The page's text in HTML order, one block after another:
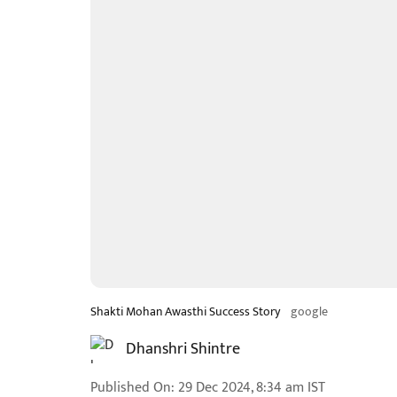
Shakti Mohan Awasthi Success Story google
Dhanshri Shintre
Published On: 29 Dec 2024, 8:34 am IST